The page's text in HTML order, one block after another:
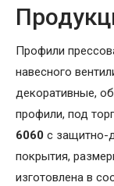
Профили
навесного
декоративные,
профили, под
6060 с защитно-
покрытия,
изготовлена в